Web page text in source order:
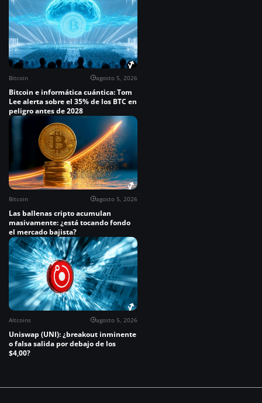
Bitcoin agosto 5, 2026
Bitcoin e informática cuántica: Tom
Lee alerta sobre el 35% de los BTC en
peligro antes de 2028
Bitcoin agosto 5, 2026
Las ballenas cripto acumulan
masivamente: ¿está tocando fondo
el mercado bajista?
Altcoins agosto 5, 2026
Uniswap (UNI): ¿breakout inminente
o falsa salida por debajo de los
$4,00?